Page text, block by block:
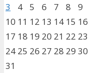
3
4 5 6 7 8
9
10 11 12 13 14 15 16
17 18 19 20 21 22 23
24 25 26 27 28 29 30
31